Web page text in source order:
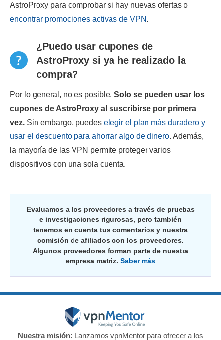
AstroProxy para comprobar si hay nuevas ofertas o
encontrar promociones activas de VPN .
¿Puedo usar cupones de
AstroProxy si ya he realizado la
compra?
Por lo general, no es posible. Solo se pueden usar los
cupones de AstroProxy al suscribirse por primera
vez. Sin embargo, puedes elegir el plan más duradero y
usar el descuento para ahorrar algo de dinero. Además,
la mayoría de las VPN permite proteger varios
dispositivos con una sola cuenta.
Evaluamos a los proveedores a través de pruebas
e investigaciones rigurosas, pero también
tenemos en cuenta tus comentarios y nuestra
comisión de afiliados con los proveedores.
Algunos proveedores forman parte de nuestra
empresa matriz. Saber más
Nuestra misión: Lanzamos vpnMentor para ofrecer a los